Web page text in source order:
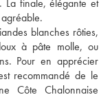
La finale, élégante et
blanches rôties,
à pâte molle, ou
Pour en apprécier
recommandé de le
Côte Chalonnaise